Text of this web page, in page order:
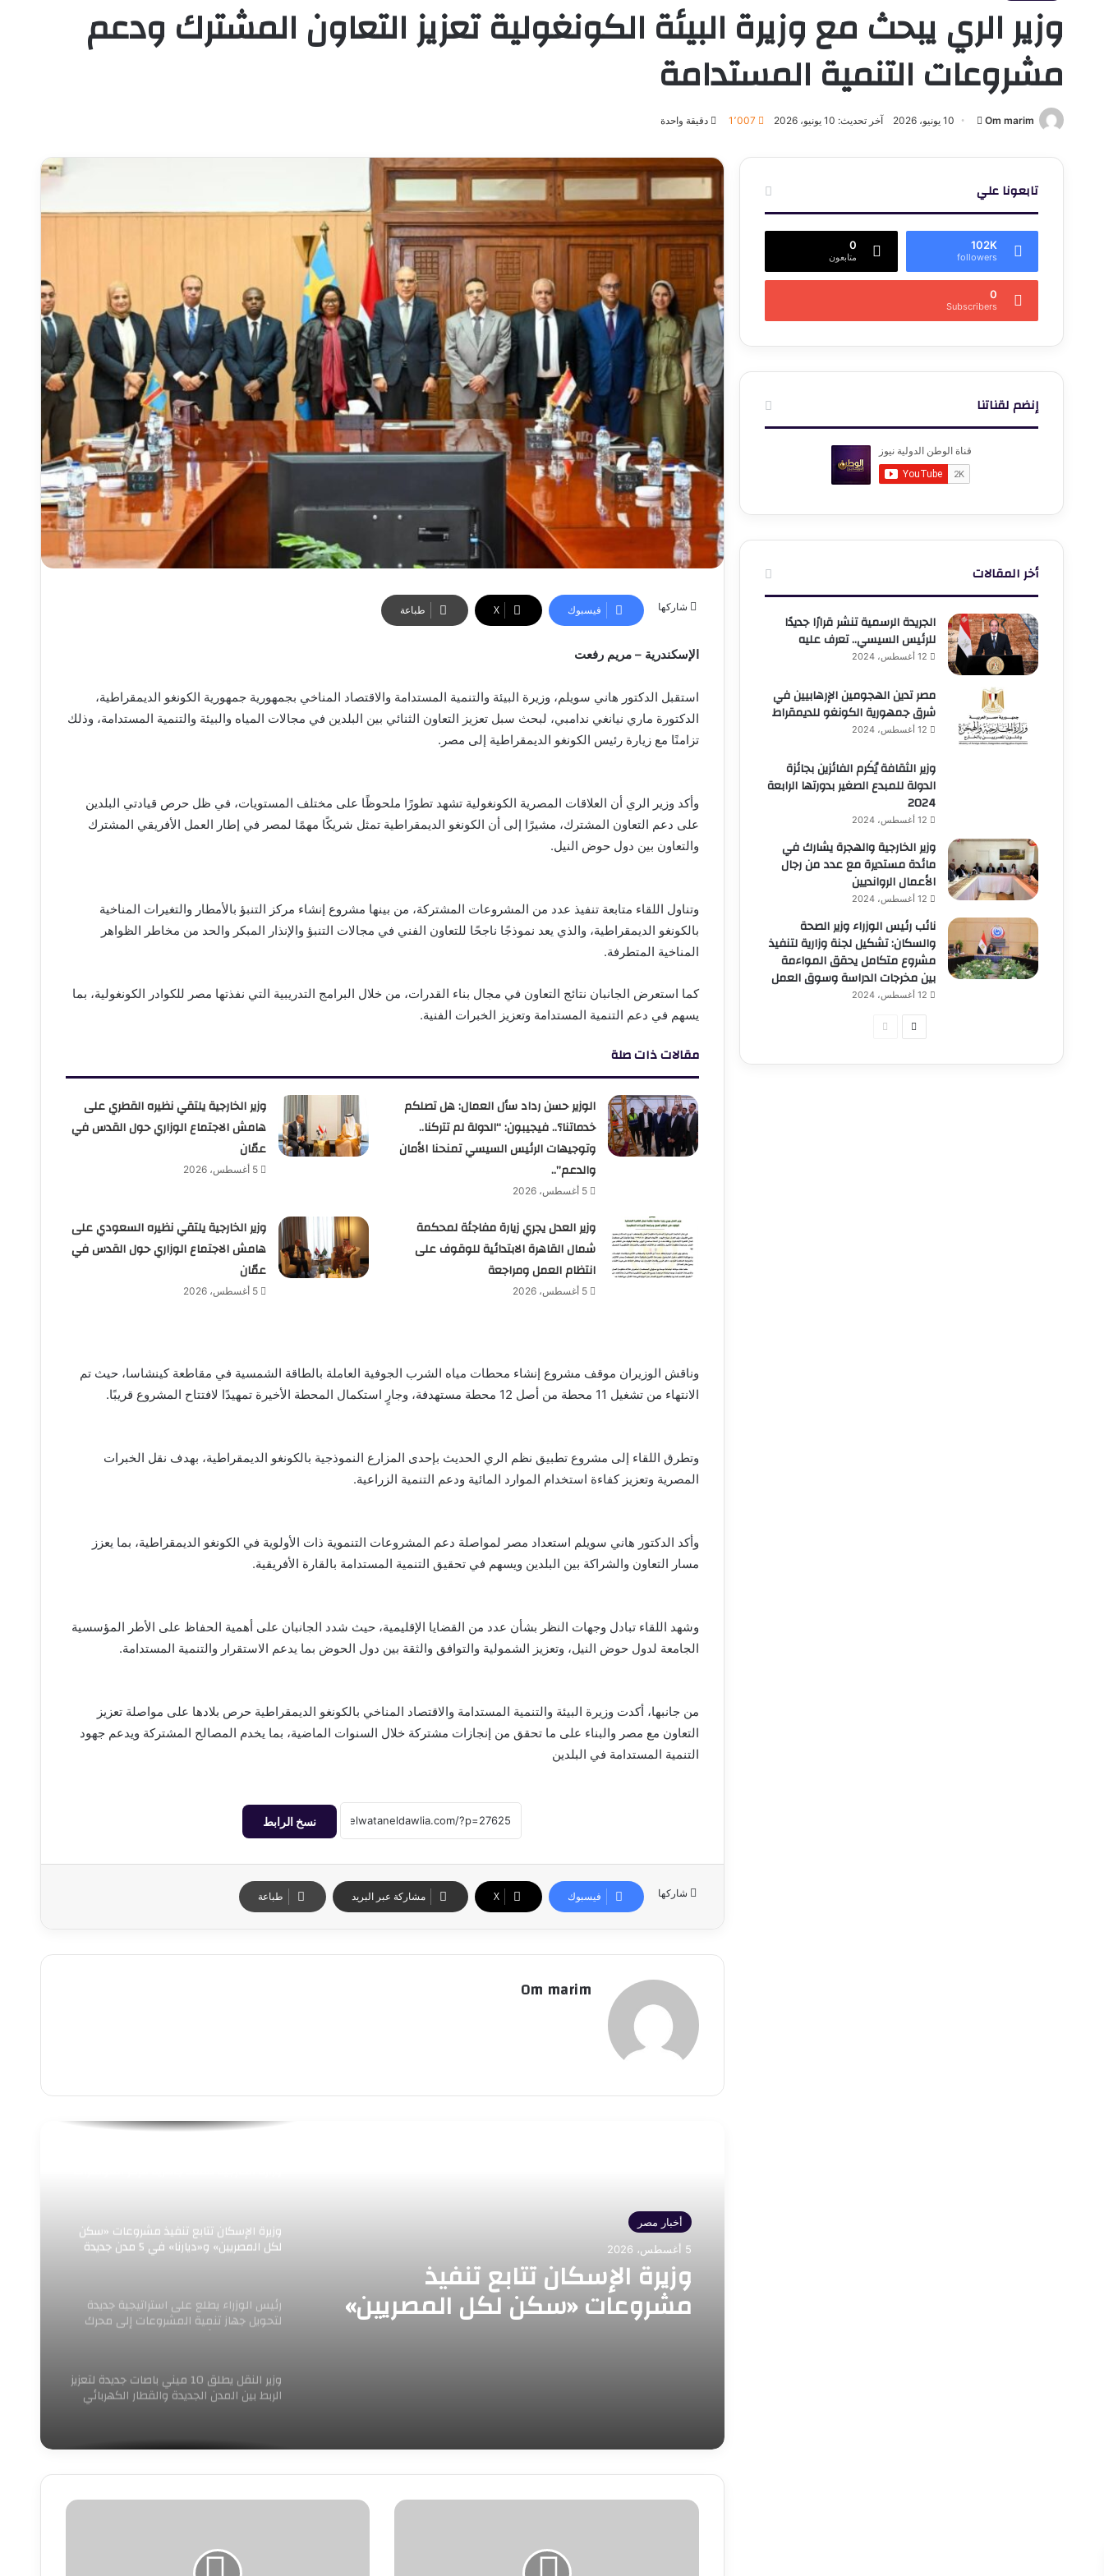
وزير الري يبحث مع وزيرة البيئة الكونغولية تعزيز التعاون المشترك ودعم
مشروعات التنمية المستدامة
Om marim أرسل
إلكترونيا
10 يونيو، 2026 آخر تحديث: 10 يونيو، 2026 1٬007 دقيقة واحدة
شاركها فيسبوك ‫X طباعة
الإسكندرية – مريم رفعت
استقبل الدكتور هاني سويلم، وزيرة البيئة والتنمية المستدامة والاقتصاد المناخي بجمهورية جمهورية الكونغو الديمقراطية،
الدكتورة ماري نيانغي ندامبي، لبحث سبل تعزيز التعاون الثنائي بين البلدين في مجالات المياه والبيئة والتنمية المستدامة، وذلك
تزامنًا مع زيارة رئيس الكونغو الديمقراطية إلى مصر.
وأكد وزير الري أن العلاقات المصرية الكونغولية تشهد تطورًا ملحوظًا على مختلف المستويات، في ظل حرص قيادتي البلدين
على دعم التعاون المشترك، مشيرًا إلى أن الكونغو الديمقراطية تمثل شريكًا مهمًا لمصر في إطار العمل الأفريقي المشترك
والتعاون بين دول حوض النيل.
وتناول اللقاء متابعة تنفيذ عدد من المشروعات المشتركة، من بينها مشروع إنشاء مركز التنبؤ بالأمطار والتغيرات المناخية
بالكونغو الديمقراطية، والذي يعد نموذجًا ناجحًا للتعاون الفني في مجالات التنبؤ والإنذار المبكر والحد من مخاطر الظواهر
المناخية المتطرفة.
كما استعرض الجانبان نتائج التعاون في مجال بناء القدرات، من خلال البرامج التدريبية التي نفذتها مصر للكوادر الكونغولية، بما
يسهم في دعم التنمية المستدامة وتعزيز الخبرات الفنية.
مقالات ذات صلة
الوزير حسن رداد سأل العمال: هل تصلكم
خدماتنا؟.. فيجيبون: “الدولة لم تتركنا..
وتوجيهات الرئيس السيسي تمنحنا الأمان
والدعم”..
5 أغسطس، 2026
وزير الخارجية يلتقي نظيره القطري على
هامش الاجتماع الوزاري حول القدس في
عمّان
5 أغسطس، 2026
وزير العدل يجري زيارة مفاجئة لمحكمة
شمال القاهرة الابتدائية للوقوف على
انتظام العمل ومراجعة
5 أغسطس، 2026
وزير الخارجية يلتقي نظيره السعودي على
هامش الاجتماع الوزاري حول القدس في
عمّان
5 أغسطس، 2026
وناقش الوزيران موقف مشروع إنشاء محطات مياه الشرب الجوفية العاملة بالطاقة الشمسية في مقاطعة كينشاسا، حيث تم
الانتهاء من تشغيل 11 محطة من أصل 12 محطة مستهدفة، وجارٍ استكمال المحطة الأخيرة تمهيدًا لافتتاح المشروع قريبًا.
وتطرق اللقاء إلى مشروع تطبيق نظم الري الحديث بإحدى المزارع النموذجية بالكونغو الديمقراطية، بهدف نقل الخبرات
المصرية وتعزيز كفاءة استخدام الموارد المائية ودعم التنمية الزراعية.
وأكد الدكتور هاني سويلم استعداد مصر لمواصلة دعم المشروعات التنموية ذات الأولوية في الكونغو الديمقراطية، بما يعزز
مسار التعاون والشراكة بين البلدين ويسهم في تحقيق التنمية المستدامة بالقارة الأفريقية.
وشهد اللقاء تبادل وجهات النظر بشأن عدد من القضايا الإقليمية، حيث شدد الجانبان على أهمية الحفاظ على الأطر المؤسسية
الجامعة لدول حوض النيل، وتعزيز الشمولية والتوافق والثقة بين دول الحوض بما يدعم الاستقرار والتنمية المستدامة.
من جانبها، أكدت وزيرة البيئة والتنمية المستدامة والاقتصاد المناخي بالكونغو الديمقراطية حرص بلادها على مواصلة تعزيز
التعاون مع مصر والبناء على ما تحقق من إنجازات مشتركة خلال السنوات الماضية، بما يخدم المصالح المشتركة ويدعم جهود
التنمية المستدامة في البلدين
نسخ الرابط
شاركها فيسبوك ‫X مشاركة عبر البريد طباعة
Om marim
أخبار مصر
5 أغسطس، 2026
وزيرة الإسكان تتابع تنفيذ
مشروعات «سكن لكل المصريين»
و«ديارنا» في 5 مدن جديدة
وزيرة الإسكان تتابع تنفيذ مشروعات «سكن
لكل المصريين» و«ديارنا» في 5 مدن جديدة
رئيس الوزراء يطلع على استراتيجية جديدة
لتحويل جهاز تنمية المشروعات إلى محرك
للنمو وريادة الأعمال
وزير النقل يطلق 10 ميني باصات جديدة لتعزيز
الربط بين المدن الجديدة والقطار الكهربائي
لأول
في
تابعونا علي
102K
followers
0
متابعون
0
Subscribers
إنضم لقناتنا
أخر المقالات
الجريدة الرسمية تنشر قرارًا جديدًا
للرئيس السيسي.. تعرف عليه
12 أغسطس، 2024
مصر تدين الهجومين الإرهابيين في
شرق جمهورية الكونغو للديمقراط
12 أغسطس، 2024
وزير الثقافة يُكَرم الفائزين بجائزة
الدولة للمبدع الصغير بدورتها الرابعة
2024
12 أغسطس، 2024
وزير الخارجية والهجرة يشارك في
مائدة مستديرة مع عدد من رجال
الأعمال الروانديين
12 أغسطس، 2024
نائب رئيس الوزراء وزير الصحة
والسكان: تشكيل لجنة وزارية لتنفيذ
مشروع متكامل يحقق المواءمة
بين مخرجات الدراسة وسوق العمل
12 أغسطس، 2024
الصفحةالصفحة